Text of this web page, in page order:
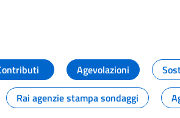
pagina Notizie
Agevolazioni
Rai agenzie stampa sondaggi